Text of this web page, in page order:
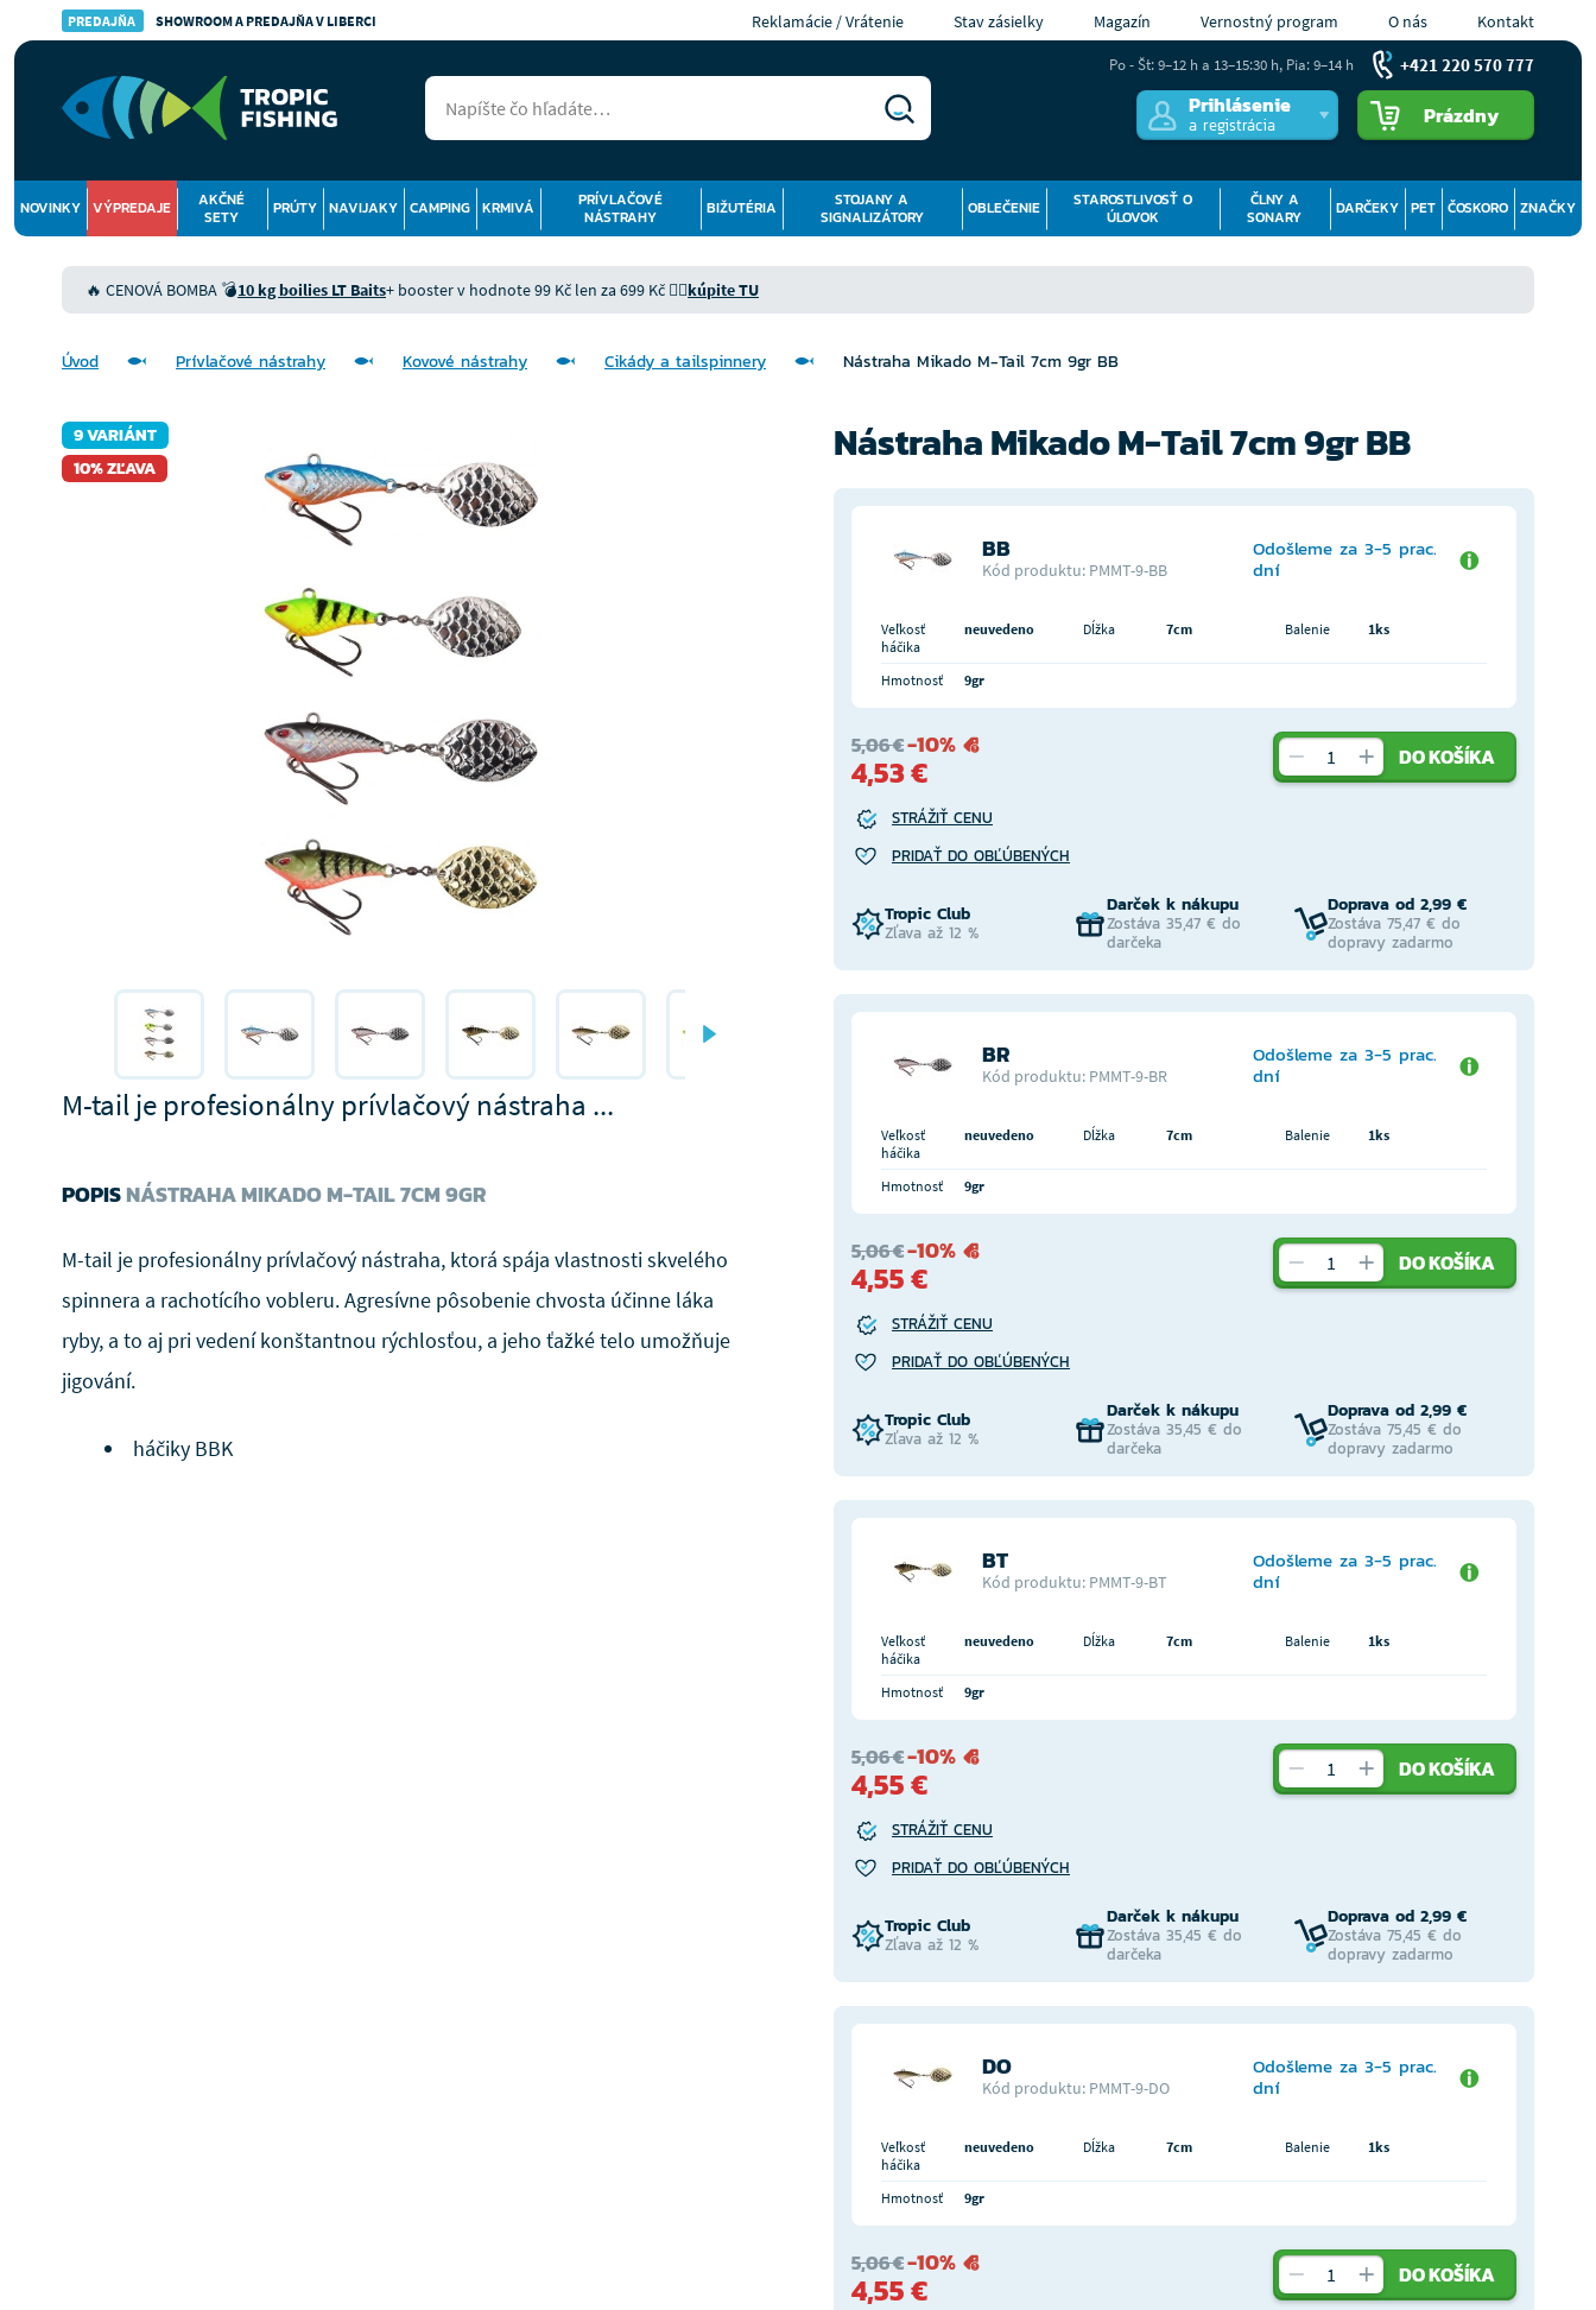
PREDAJŇA SHOWROOM A PREDAJŇA V LIBERCI Reklamácie / Vrátenie Stav zásielky Magazín Vernostný program O nás Kontakt
Prihlásenie
a registrácia Prázdny
NOVINKY VÝPREDAJE
AKČNÉ
SETY
PRÚTY NAVIJAKY CAMPING KRMIVÁ
PRÍVLAČOVÉ
NÁSTRAHY
BIŽUTÉRIA
STOJANY A
SIGNALIZÁTORY
OBLEČENIE
STAROSTLIVOSŤ O
ÚLOVOK
ČLNY A
SONARY
DARČEKY PET ČOSKORO ZNAČKY
Po - Št: 9–12 h a 13–15:30 h, Pia: 9–14 h +421 220 570 777
🔥 CENOVÁ BOMBA 💣10 kg boilies LT Baits+ booster v hodnote 99 Kč len za 699 Kč 👉🏻kúpite TU
Úvod Prívlačové nástrahy Kovové nástrahy Cikády a tailspinnery Nástraha Mikado M-Tail 7cm 9gr BB
9 VARIÁNT
10% ZĽAVA
M-tail je profesionálny prívlačový nástraha ...
POPISNÁSTRAHA MIKADO M-TAIL 7CM 9GR
M-tail je profesionálny prívlačový nástraha, ktorá spája vlastnosti skvelého
spinnera a rachotícího vobleru. Agresívne pôsobenie chvosta účinne láka
ryby, a to aj pri vedení konštantnou rýchlosťou, a jeho ťažké telo umožňuje
jigování.
háčiky BBK
Nástraha Mikado M-Tail 7cm 9gr BB
BB
Kód produktu: PMMT-9-BB
Odošleme za 3-5 prac.
dní
Veľkosť
háčika
neuvedeno Dĺžka 7cm Balenie 1ks
Hmotnosť 9gr
5,06 €-10%
4,53 € DO KOŠÍKA
STRÁŽIŤ CENU
PRIDAŤ DO OBĽÚBENÝCH
Tropic Club
Zľava až 12 %
Darček k nákupu
Zostáva 35,47 € do
darčeka
Doprava od 2,99 €
Zostáva 75,47 € do
dopravy zadarmo
BR
Kód produktu: PMMT-9-BR
Odošleme za 3-5 prac.
dní
Veľkosť
háčika
neuvedeno Dĺžka 7cm Balenie 1ks
Hmotnosť 9gr
5,06 €-10%
4,55 € DO KOŠÍKA
STRÁŽIŤ CENU
PRIDAŤ DO OBĽÚBENÝCH
Tropic Club
Zľava až 12 %
Darček k nákupu
Zostáva 35,45 € do
darčeka
Doprava od 2,99 €
Zostáva 75,45 € do
dopravy zadarmo
BT
Kód produktu: PMMT-9-BT
Odošleme za 3-5 prac.
dní
Veľkosť
háčika
neuvedeno Dĺžka 7cm Balenie 1ks
Hmotnosť 9gr
5,06 €-10%
4,55 € DO KOŠÍKA
STRÁŽIŤ CENU
PRIDAŤ DO OBĽÚBENÝCH
Tropic Club
Zľava až 12 %
Darček k nákupu
Zostáva 35,45 € do
darčeka
Doprava od 2,99 €
Zostáva 75,45 € do
dopravy zadarmo
DO
Kód produktu: PMMT-9-DO
Odošleme za 3-5 prac.
dní
Veľkosť
háčika
neuvedeno Dĺžka 7cm Balenie 1ks
Hmotnosť 9gr
5,06 €-10%
4,55 € DO KOŠÍKA